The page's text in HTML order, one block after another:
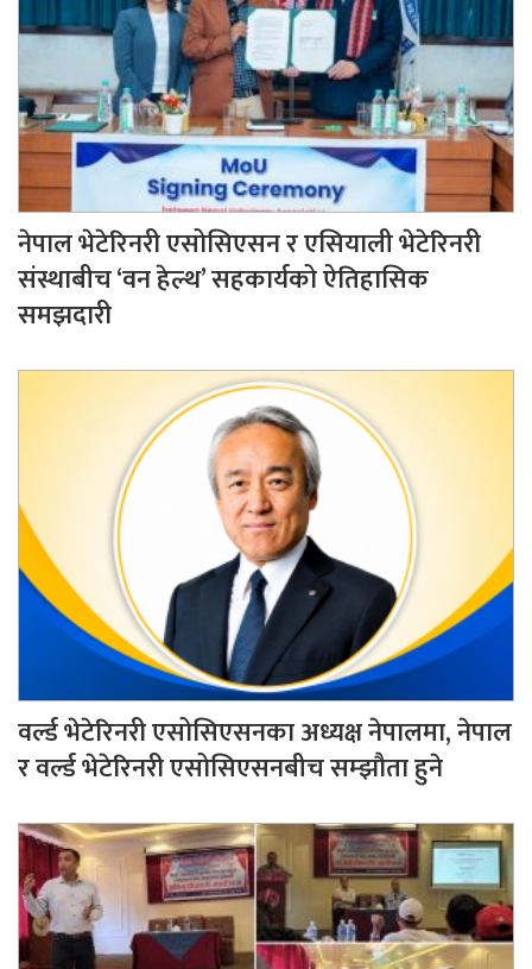
नेपाल भेटेरिनरी एसोसिएसन र एसियाली भेटेरिनरी
संस्थाबीच ‘वन हेल्थ’ सहकार्यको ऐतिहासिक
समझदारी
वर्ल्ड भेटेरिनरी एसोसिएसनका अध्यक्ष नेपालमा, नेपाल
र वर्ल्ड भेटेरिनरी एसोसिएसनबीच सम्झौता हुने